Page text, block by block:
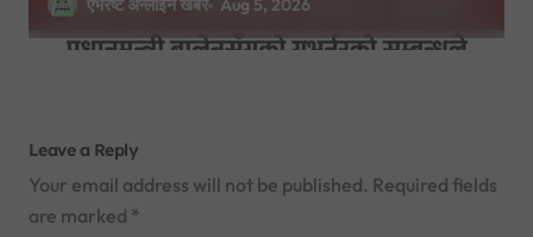
एभरेष्ट अन्लाईन खबर Aug 5, 2026
Leave a Reply
Your email address will not be published. Required fields
are marked *